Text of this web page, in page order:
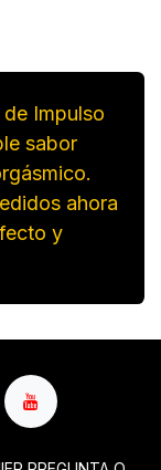
Impulso
sabor
ahora
y